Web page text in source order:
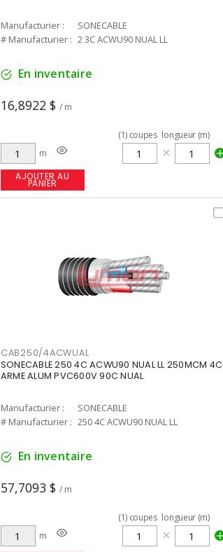
Manufacturier :
SONECABLE
# Manufacturier : 2 3C ACWU90 NUAL LL
En inventaire
16,8922 $ / m
m
(1) coupes longueur (m)
AJOUTER AU
PANIER
CAB250/4ACWUAL
SONECABLE 250 4C ACWU90 NUAL LL 250MCM 4C
ARME ALUM PVC600V 90C NUAL
Manufacturier :
SONECABLE
# Manufacturier : 250 4C ACWU90 NUAL LL
En inventaire
57,7093 $ / m
m
(1) coupes longueur (m)